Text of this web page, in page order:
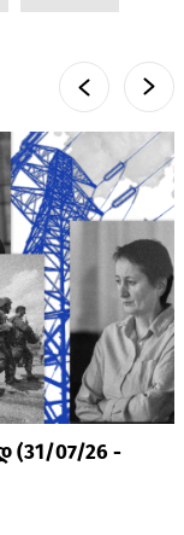
(31/07/26 -